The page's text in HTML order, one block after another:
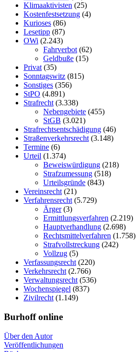
Klimaaktivisten (25)
Kostenfestsetzung (4)
Kurioses (86)
Lesetipp (87)
OWi (2.243)
Fahrverbot (62)
Geldbuße (15)
Privat (35)
Sonntagswitz (815)
Sonstiges (356)
StPO (4.891)
Strafrecht (3.338)
Nebengebiete (455)
StGB (3.021)
Strafrechtsentschädigung (46)
Straßenverkehrsrecht (3.148)
Termine (6)
Urteil (1.374)
Beweiswürdigung (218)
Strafzumessung (518)
Urteilsgründe (843)
Vereinsrecht (21)
Verfahrensrecht (5.729)
Ärger(3)
Ermittlungsverfahren (2.219)
Hauptverhandlung (2.698)
Rechtsmittelverfahren (1.758)
Strafvollstreckung (242)
Vollzug (5)
Verfassungsrecht (220)
Verkehrsrecht (2.766)
Verwaltungsrecht (536)
Wochenspiegel (837)
Zivilrecht (1.149)
Burhoff online
Über den Autor
Veröffentlichungen